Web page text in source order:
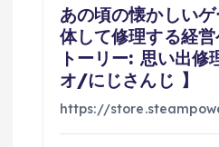
あの頃の懐かしい
体して修理する経
トーリー: 思い出
オ/にじさんじ 】
https://